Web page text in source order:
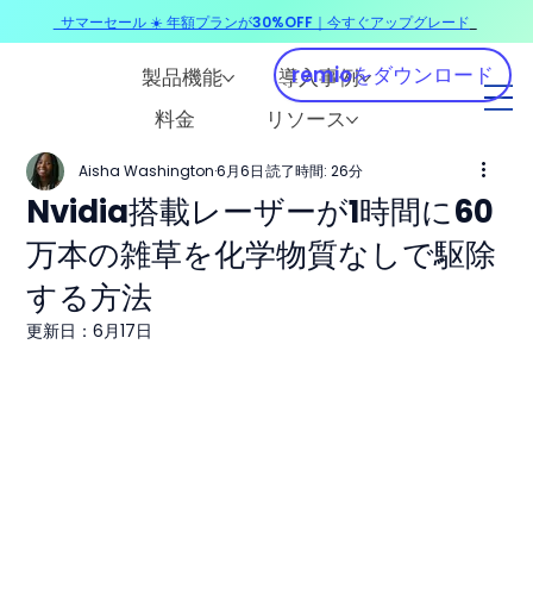
製品機能
導入事例
料金
リソース
remioをダウンロード
Nvidia搭載レーザーが1時間に60
万本の雑草を化学物質なしで駆除
する方法
Aisha Washington 6月6日 読了時間: 26分
更新日：6月17日
サマーセール ☀️ 年額プランが30%OFF｜今すぐアップグレード